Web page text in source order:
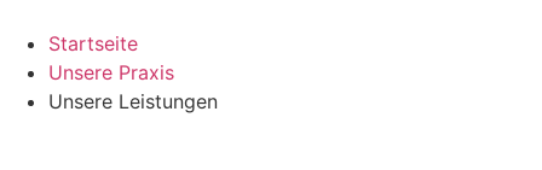
Inhalt
springen
Startseite
Unsere Praxis
Unsere Leistungen